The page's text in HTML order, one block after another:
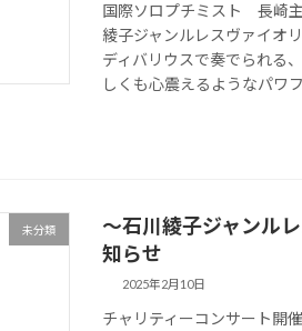
国際ソロプチミスト 長崎
綾子ジャンルレスヴァイオ
ディバリウスで奏でられる
しくも心震えるようなパワ
未分類
～石川綾子ジャンル
知らせ
2025年2月10日
チャリティーコンサート開